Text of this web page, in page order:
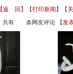
【返 回】
【打印新闻 】【
共有
条网友评论 【发